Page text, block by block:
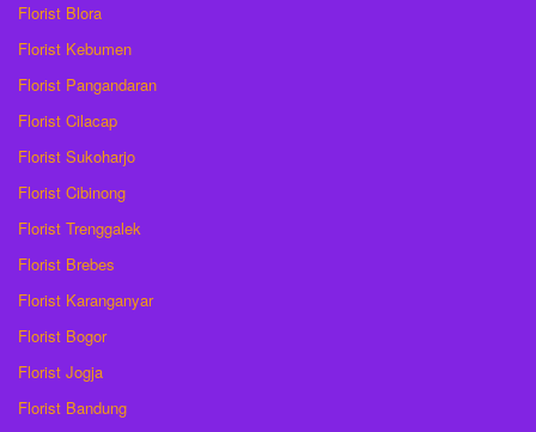
Florist Blora
Florist Kebumen
Florist Pangandaran
Florist Cilacap
Florist Sukoharjo
Florist Cibinong
Florist Trenggalek
Florist Brebes
Florist Karanganyar
Florist Bogor
Florist Jogja
Florist Bandung